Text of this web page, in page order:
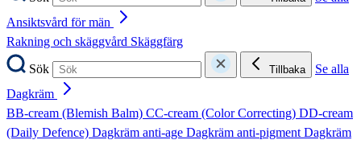
Ansiktsvård för män
Rakning och skäggvård Skäggfärg
Sök
Tillbaka
Se alla
Dagkräm
BB-cream (Blemish Balm) CC-cream (Color Correcting) DD-cream
(Daily Defence) Dagkräm anti-age Dagkräm anti-pigmentDagkräm